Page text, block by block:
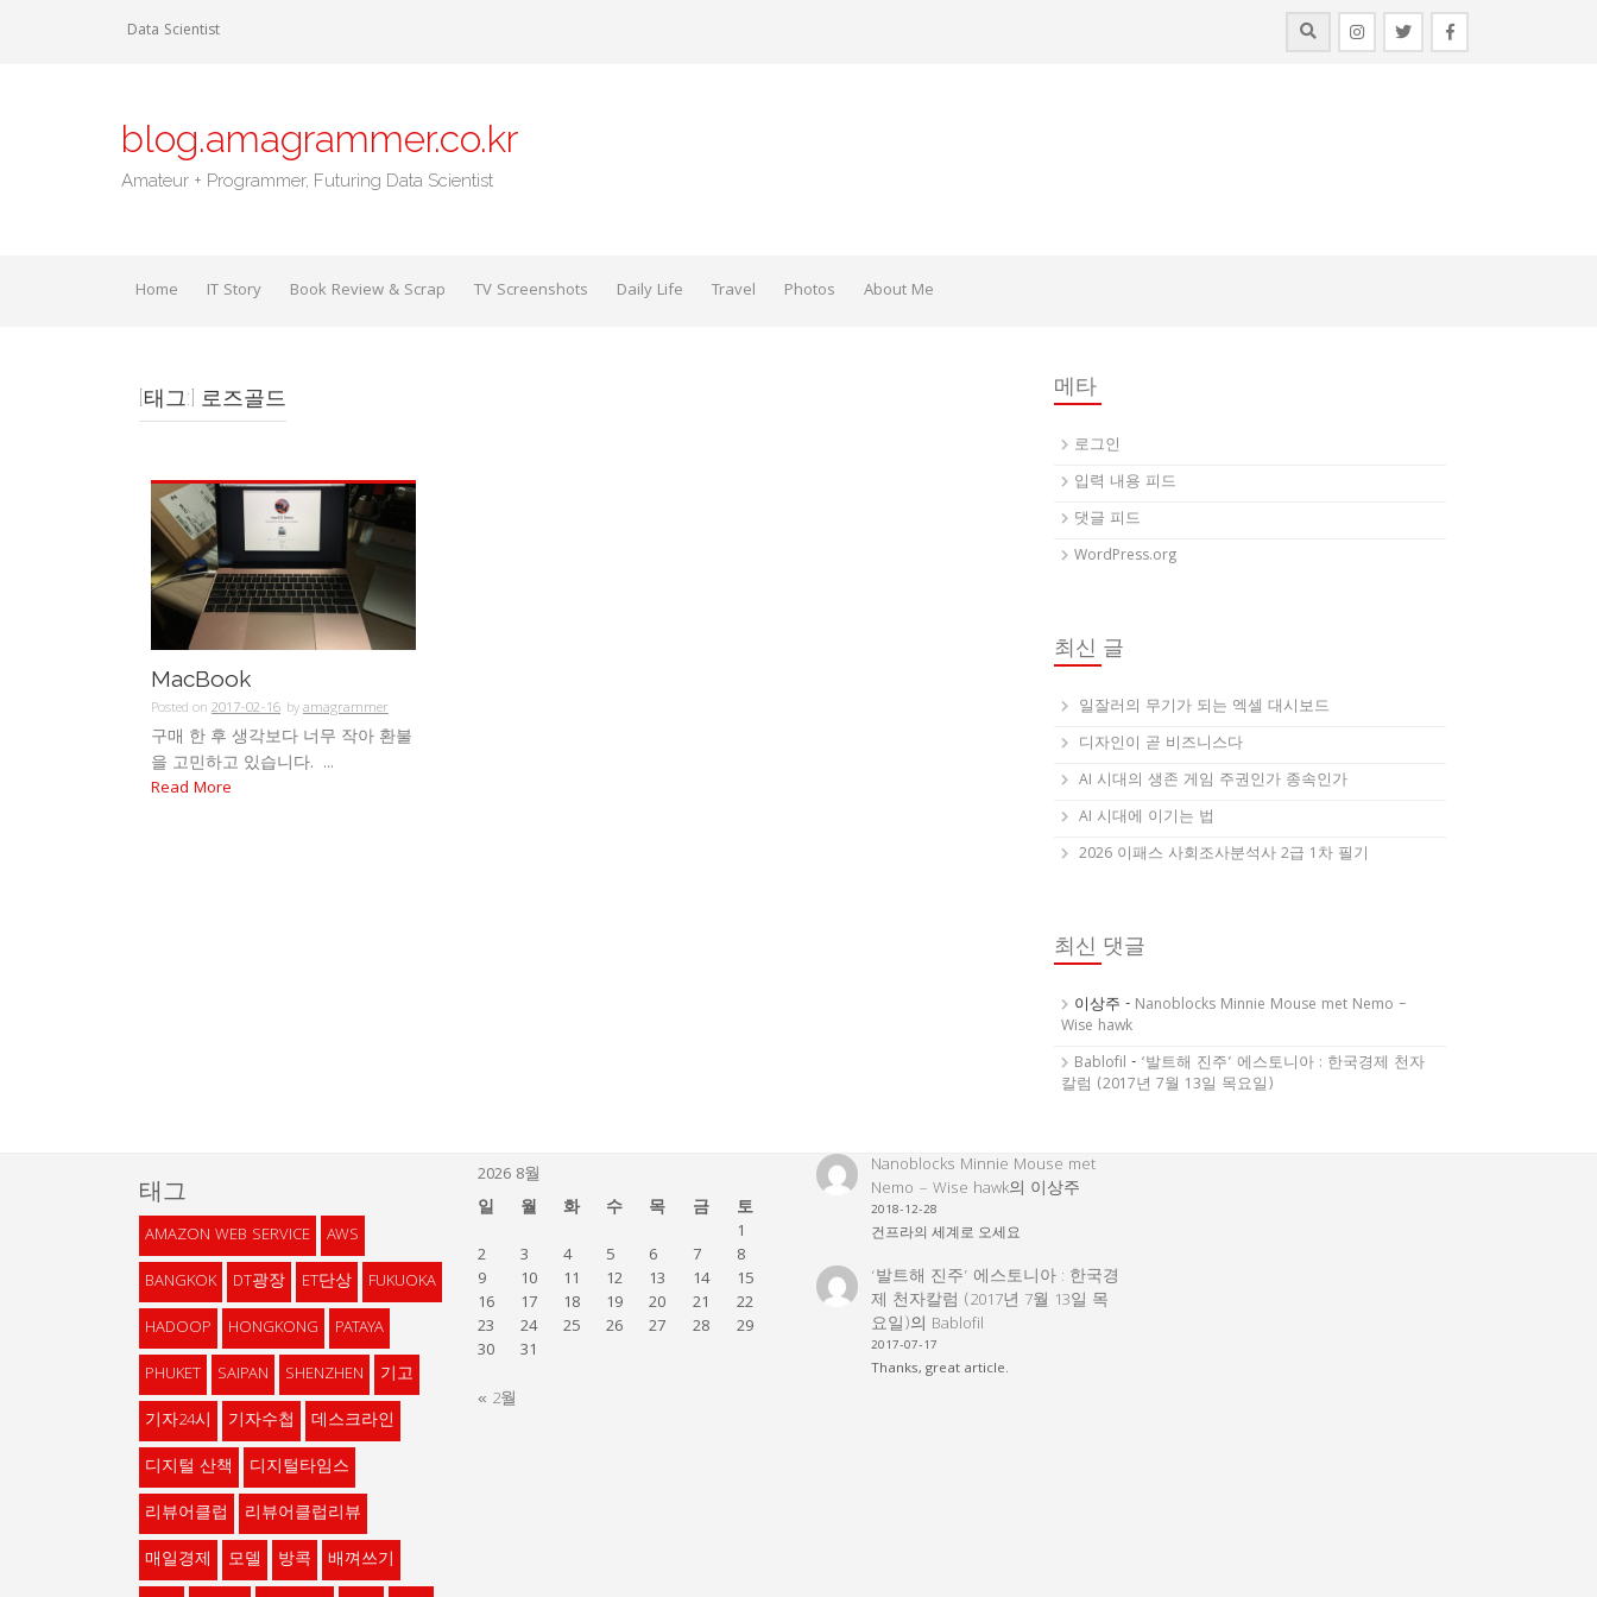
Data Scientist
blog.amagrammer.co.kr
Amateur + Programmer, Futuring Data Scientist
Home IT Story Book Review & Scrap TV Screenshots Daily Life Travel Photos About Me
[태그:] 로즈골드
MacBook
Posted on 2017-02-16 byamagrammer
구매 한 후 생각보다 너무 작아 환불
을 고민하고 있습니다. ...
Read More
메타
로그인
입력 내용 피드
댓글 피드
WordPress.org
최신 글
일잘러의 무기가 되는 엑셀 대시보드
디자인이 곧 비즈니스다
AI 시대의 생존 게임 주권인가 종속인가
AI 시대에 이기는 법
2026 이패스 사회조사분석사 2급 1차 필기
최신 댓글
이상주 - Nanoblocks Minnie Mouse met Nemo –
Wise hawk
Bablofil - ‘발트해 진주’ 에스토니아 : 한국경제 천자
칼럼 (2017년 7월 13일 목요일)
태그
AMAZON WEB SERVICE
AWS
BANGKOK
DT광장 ET단상
FUKUOKA
HADOOP
HONGKONG
PATAYA
PHUKET
SAIPAN SHENZHEN
기고
기자24시
기자수첩
데스크라인
디지털 산책
디지털타임스
리뷰어클럽
리뷰어클럽리뷰
매일경제
모델 방콕
배껴쓰기
2026 8월
일
월 화 수 목 금
토
1
2
3 4 5 6 7
8
9
10 11 12 13 14
15
16
17 18 19 20 21
22
23
24 25 26 27 28
29
30
31
« 2월
Nanoblocks Minnie Mouse met
Nemo – Wise hawk의 이상주
2018-12-28
건프라의 세계로 오세요
‘발트해 진주’ 에스토니아 : 한국경
제 천자칼럼 (2017년 7월 13일 목
요일)의 Bablofil
2017-07-17
Thanks, great article.